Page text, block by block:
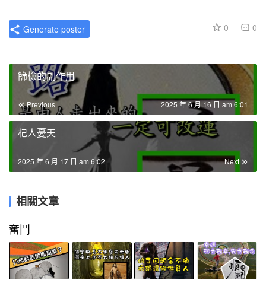
0 0
Generate poster
篩檢的副作用
Previous 2025 年 6 月 16 日 am 6:01
杞人憂天
Next
2025 年 6 月 17 日 am 6:02
相關文章
奮鬥